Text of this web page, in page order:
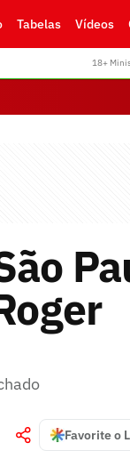
Tabelas Vídeos
18+
Favorite o